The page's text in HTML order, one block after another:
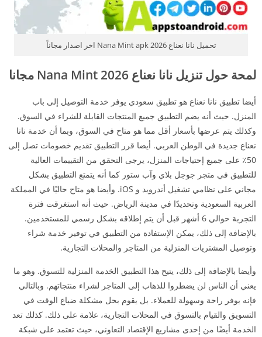
تحميل نانا نعناع Nana Mint apk 2026 اخر اصدار مجاناً
لمحة حول تنزيل نانا نعناع 2026 Nana Mint مجانا
أيضا تطبيق نانا نعناع هو تطبيق سعودي يوفر خدمة التوصيل إلى باب
المنزل. حيث أنه يضم التطبيق جميع المنتجات القابلة للشراء في السوق.
وكذلك يتم عرضها بأسعار أقل مما هو متاح في السوق، وبما أن خدمة نانا
نعناع جديدة في الوطن العربي. أيضا قرر التطبيق تقديم خصومات تصل إلى
50٪ على جميع إحتياجات المنزل، يرجى التحقق من التقييمات العالية
للتطبيق في متجر جوجل بلاي وآب ستور كما أنه يتمتع التطبيق بشكل
مجاني على نظامي تشغيل أندرويد و iOS. وأيضا هو متاح حاليًا في المملكة
العربية السعودية وتحديدًا في مدينة الرياض. حيث أنه استغرقت فترة
التجربة حوالي 6 أشهر قبل أن يتم إطلاقه بشكل رسمي للمستخدمين.
بالإضافة إلى ذلك، يمكن الإستفادة من التطبيق في توفير خدمة شراء
وتوصيل المشتريات المنزلية من المتاجر والمحلات التجارية.
وأيضا بالإضافة إلى ذلك، يتيح هذا التطبيق الخدمة المنزلية للتسوق. وهو ما
يعني أن الناس لن يضطروا للذهاب إلى المتاجر لشراء منتجاتهم. وبالتالي
فإنه يوفر راحة وسهولة للعملاء. بل يقوم بحل مشكلة ضياع الوقت في
التسويق والقيام بالتسوق في المحلات التجارية، علامة على ذلك. كذلك تعد
الخدمة أيضًا من إحدى مشاريع الإقتصاد التعاوني، حيث تعتمد على شبكة